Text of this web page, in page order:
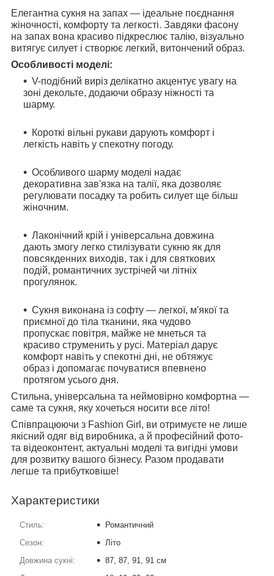
Елегантна сукня на запах — ідеальне поєднання
жіночності, комфорту та легкості. Завдяки фасону
на запах вона красиво підкреслює талію, візуально
витягує силует і створює легкий, витончений образ.
Особливості моделі:
V-подібний виріз делікатно акцентує увагу на
зоні декольте, додаючи образу ніжності та
шарму.
Короткі вільні рукави дарують комфорт і
легкість навіть у спекотну погоду.
Особливого шарму моделі надає
декоративна зав'язка на талії, яка дозволяє
регулювати посадку та робить силует ще більш
жіночним.
Лаконічний крій і універсальна довжина
дають змогу легко стилізувати сукню як для
повсякденних виходів, так і для святкових
подій, романтичних зустрічей чи літніх
прогулянок.
Сукня виконана із софту — легкої, м'якої та
приємної до тіла тканини, яка чудово
пропускає повітря, майже не мнеться та
красиво струменить у русі. Матеріал дарує
комфорт навіть у спекотні дні, не обтяжує
образ і допомагає почуватися впевнено
протягом усього дня.
Стильна, універсальна та неймовірно комфортна —
саме та сукня, яку хочеться носити все літо!
Співпрацюючи з Fashion Girl, ви отримуєте не лише
якісний одяг від виробника, а й професійний фото-
та відеоконтент, актуальні моделі та вигідні умови
для розвитку вашого бізнесу. Разом продавати
легше та прибутковіше!
Характеристики
Стиль:
Романтичний
Сезон:
Літо
Довжина сукні:
87, 87, 91, 91 см